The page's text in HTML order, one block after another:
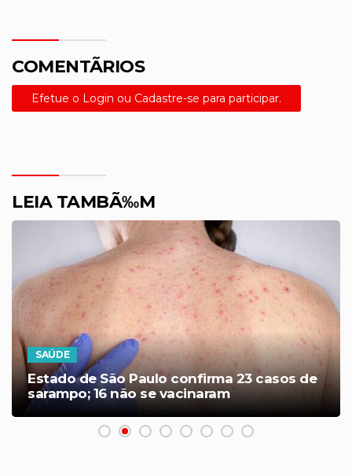
COMENTÃRIOS
Efetue o Login ou Cadastre-se para participar.
LEIA TAMBÃ‰M
SAÚDE
Estado de São Paulo confirma 23 casos de
sarampo; 16 não se vacinaram